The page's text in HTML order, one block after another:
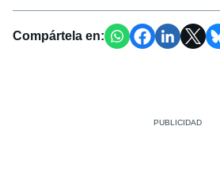
Compártela en: